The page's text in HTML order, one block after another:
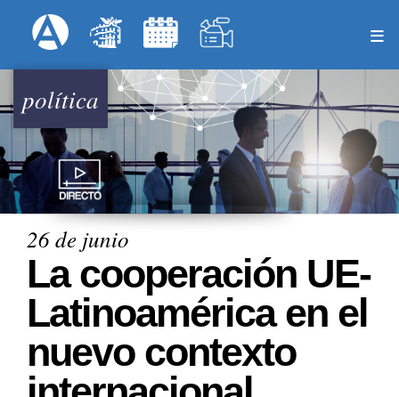
al
principal
Menú Superior
política
26 de junio
La cooperación UE-
Latinoamérica en el
nuevo contexto